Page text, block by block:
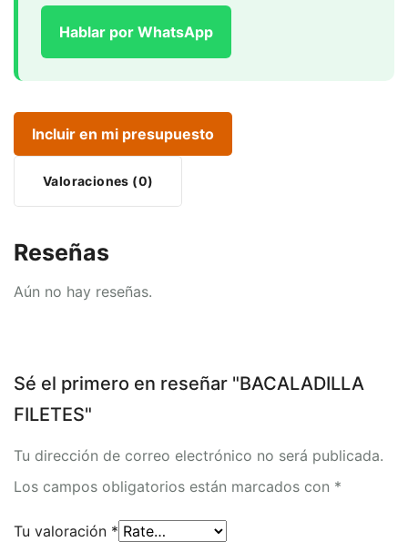
Hablar por WhatsApp
Incluir en mi presupuesto
Valoraciones (0)
Reseñas
Aún no hay reseñas.
Sé el primero en reseñar "BACALADILLA
FILETES"
Tu dirección de correo electrónico no será publicada.
Los campos obligatorios están marcados con *
Tu valoración *